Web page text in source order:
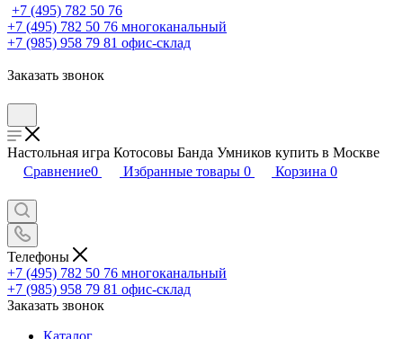
+7 (495) 782 50 76
+7 (495) 782 50 76 многоканальный
+7 (985) 958 79 81 офис-склад
Заказать звонок
Настольная игра Котосовы Банда Умников купить в Москве
Сравнение0 Избранные товары 0 Корзина 0
Телефоны
+7 (495) 782 50 76 многоканальный
+7 (985) 958 79 81 офис-склад
Заказать звонок
Каталог